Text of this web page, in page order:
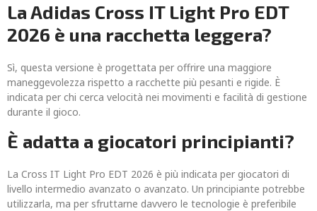
La Adidas Cross IT Light Pro EDT
2026 è una racchetta leggera?
Sì, questa versione è progettata per offrire una maggiore
maneggevolezza rispetto a racchette più pesanti e rigide. È
indicata per chi cerca velocità nei movimenti e facilità di gestione
durante il gioco.
È adatta a giocatori principianti?
La Cross IT Light Pro EDT 2026 è più indicata per giocatori di
livello intermedio avanzato o avanzato. Un principiante potrebbe
utilizzarla, ma per sfruttarne davvero le tecnologie è preferibile